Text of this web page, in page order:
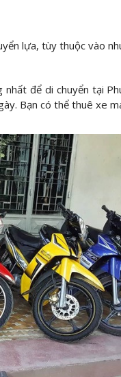
lựa, tùy thuộc vào
để di chuyển tại
Bạn có thể thuê xe